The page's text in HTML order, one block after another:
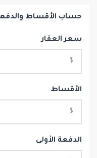
حساب الأقساط
سعر العقار
الأقساط
الدفعة الأولى